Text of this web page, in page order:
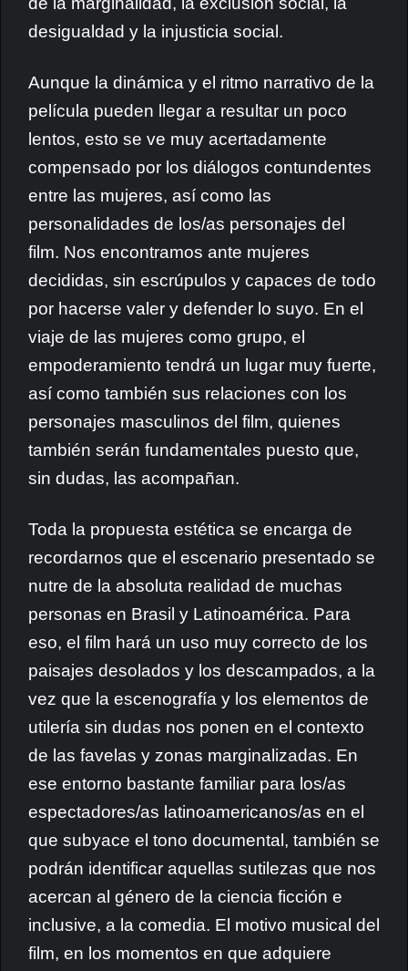
desigualdad y la injusticia social.
Aunque la dinámica y el ritmo narrativo de la
película pueden llegar a resultar un poco
lentos, esto se ve muy acertadamente
compensado por los diálogos contundentes
entre las mujeres, así como las
personalidades de los/as personajes del
film. Nos encontramos ante mujeres
decididas, sin escrúpulos y capaces de todo
por hacerse valer y defender lo suyo. En el
viaje de las mujeres como grupo, el
empoderamiento tendrá un lugar muy fuerte,
así como también sus relaciones con los
personajes masculinos del film, quienes
también serán fundamentales puesto que,
sin dudas, las acompañan.
Toda la propuesta estética se encarga de
recordarnos que el escenario presentado se
nutre de la absoluta realidad de muchas
personas en Brasil y Latinoamérica. Para
eso, el film hará un uso muy correcto de los
paisajes desolados y los descampados, a la
vez que la escenografía y los elementos de
utilería sin dudas nos ponen en el contexto
de las favelas y zonas marginalizadas. En
ese entorno bastante familiar para los/as
espectadores/as latinoamericanos/as en el
que subyace el tono documental, también se
podrán identificar aquellas sutilezas que nos
acercan al género de la ciencia ficción e
inclusive, a la comedia. El motivo musical del
film, en los momentos en que adquiere